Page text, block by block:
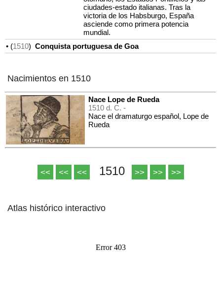
ciudades-estado italianas. Tras la
victoria de los Habsburgo, España
asciende como primera potencia
mundial.
• (1510) Conquista portuguesa de Goa
Nacimientos en 1510
Nace Lope de Rueda
1510 d. C. -
Nace el dramaturgo español, Lope de
Rueda
<< << << 1510 >> >> >>
Atlas histórico interactivo